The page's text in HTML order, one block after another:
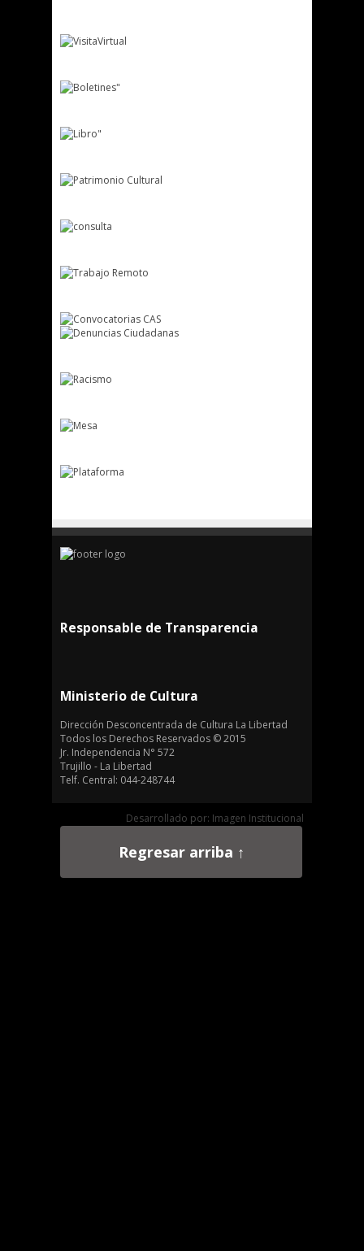
Responsable de Transparencia
Ministerio de Cultura
Dirección Desconcentrada de Cultura La Libertad
Todos los Derechos Reservados © 2015
Jr. Independencia N° 572
Trujillo - La Libertad
Telf. Central: 044-248744
Desarrollado por: Imagen Institucional
Regresar arriba ↑